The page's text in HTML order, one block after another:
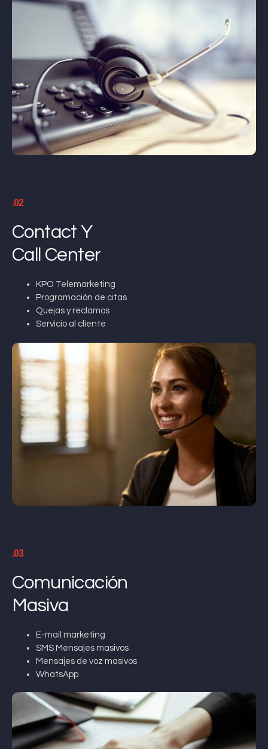
.02
Contact Y
Call Center
KPO Telemarketing
Programación de citas
Quejas y reclamos
Servicio al cliente
.03
Comunicación
Masiva
E-mail marketing
SMS Mensajes masivos
Mensajes de voz masivos
WhatsApp